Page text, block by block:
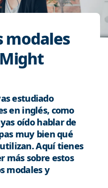
modales
estudiado
en inglés, como
oído hablar de
muy bien qué
Aquí tienes
más sobre estos
modales y